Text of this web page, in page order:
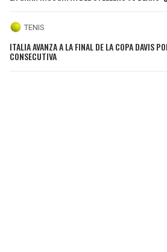
TENIS
ITALIA AVANZA A LA FINAL DE LA COPA DAVIS
CONSECUTIVA